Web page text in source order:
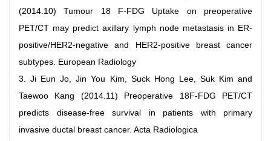
(2014.10) Tumour 18 F-FDG Uptake on preoperative
PET/CT may predict axillary lymph node metastasis in ER-
positive/HER2-negative and HER2-positive breast cancer
subtypes. European Radiology
3. Ji Eun Jo, Jin You Kim, Suck Hong Lee, Suk Kim and
Taewoo Kang (2014.11) Preoperative 18F-FDG PET/CT
predicts disease-free survival in patients with primary
invasive ductal breast cancer. Acta Radiologica